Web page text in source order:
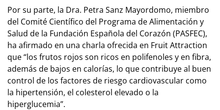
Por su parte, la Dra. Petra Sanz Mayordomo, miembro
del Comité Científico del Programa de Alimentación y
Salud de la Fundación Española del Corazón (PASFEC),
ha afirmado en una charla ofrecida en Fruit Attraction
que “los frutos rojos son ricos en polifenoles y en fibra,
además de bajos en calorías, lo que contribuye al buen
control de los factores de riesgo cardiovascular como
la hipertensión, el colesterol elevado o la
hiperglucemia”.